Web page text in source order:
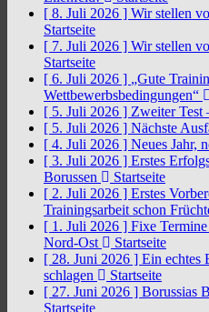
[ 8. Juli 2026 ] Wir stellen
Startseite
[ 7. Juli 2026 ] Wir stellen
Startseite
[ 6. Juli 2026 ] „Gute
Wettbewerbsbedingungen“
[ 5. Juli 2026 ] Zweiter Test
[ 5. Juli 2026 ] Nächste
[ 4. Juli 2026 ] Neues Jahr,
[ 3. Juli 2026 ] Erstes
Borussen
Startseite
[ 2. Juli 2026 ] Erstes
Trainingsarbeit schon
[ 1. Juli 2026 ] Fixe
Nord-Ost
Startseite
[ 28. Juni 2026 ] Ein echtes
schlagen
Startseite
[ 27. Juni 2026 ] Borussias
Startseite